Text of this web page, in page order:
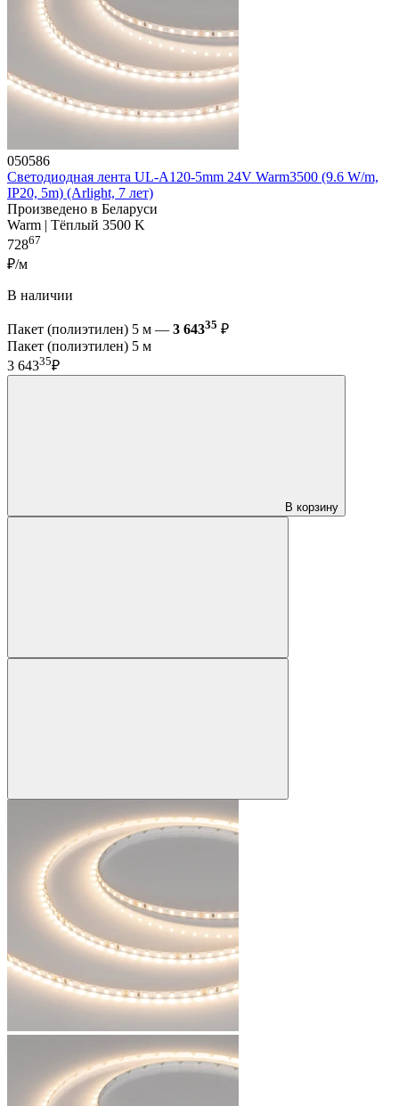
050586
Светодиодная лента UL-A120-5mm 24V Warm3500 (9.6 W/m,
IP20, 5m) (Arlight, 7 лет)
Произведено в Беларуси
Warm | Тёплый 3500 K
72867
₽/м
В наличии
Пакет (полиэтилен) 5 м — 3 64335 ₽
Пакет (полиэтилен) 5 м
3 64335₽
В корзину